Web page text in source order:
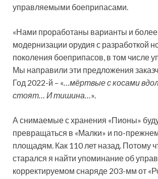
управляемыми боеприпасами.
«Нами проработаны варианты и более
модернизации орудия с разработкой
поколения боеприпасов, в том числе
Мы направили эти предложения
Год 2022-й – «…мёртвые с косами
стоят… И тишина…».
А снимаемые с хранения «Пионы»
превращаться в «Малки» и по-
площадям. Как 110 лет назад. Потому
старался я найти упоминание об
корректируемом снаряде 203-мм от